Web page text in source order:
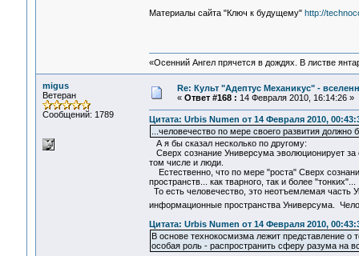
Материалы сайта "Ключ к будущему" http://
«Осенний Ангел прячется в дождях. В листве
migus
Ветеран
Сообщений: 1789
Re: Культ "Адептус Механикус" -
« Ответ #168 : 14 Февраля 2010, 16:14:26 »
Цитата: Urbis Numen от 14 Февраля 2010,
...человечество по мере своего развития
А я бы сказал несколько по другому:
Сверх сознание Универсума эволюционирует
том числе и люди.
Естественно, что по мере "роста" Сверх
пространств... как тварного, так и более "тонких"...
То есть человечество, это неотъемлемая
информационные пространства Универсума.
Цитата: Urbis Numen от 14 Февраля 2010,
В основе технокосмизма лежит представление о
особая роль - распространить сферу разума на